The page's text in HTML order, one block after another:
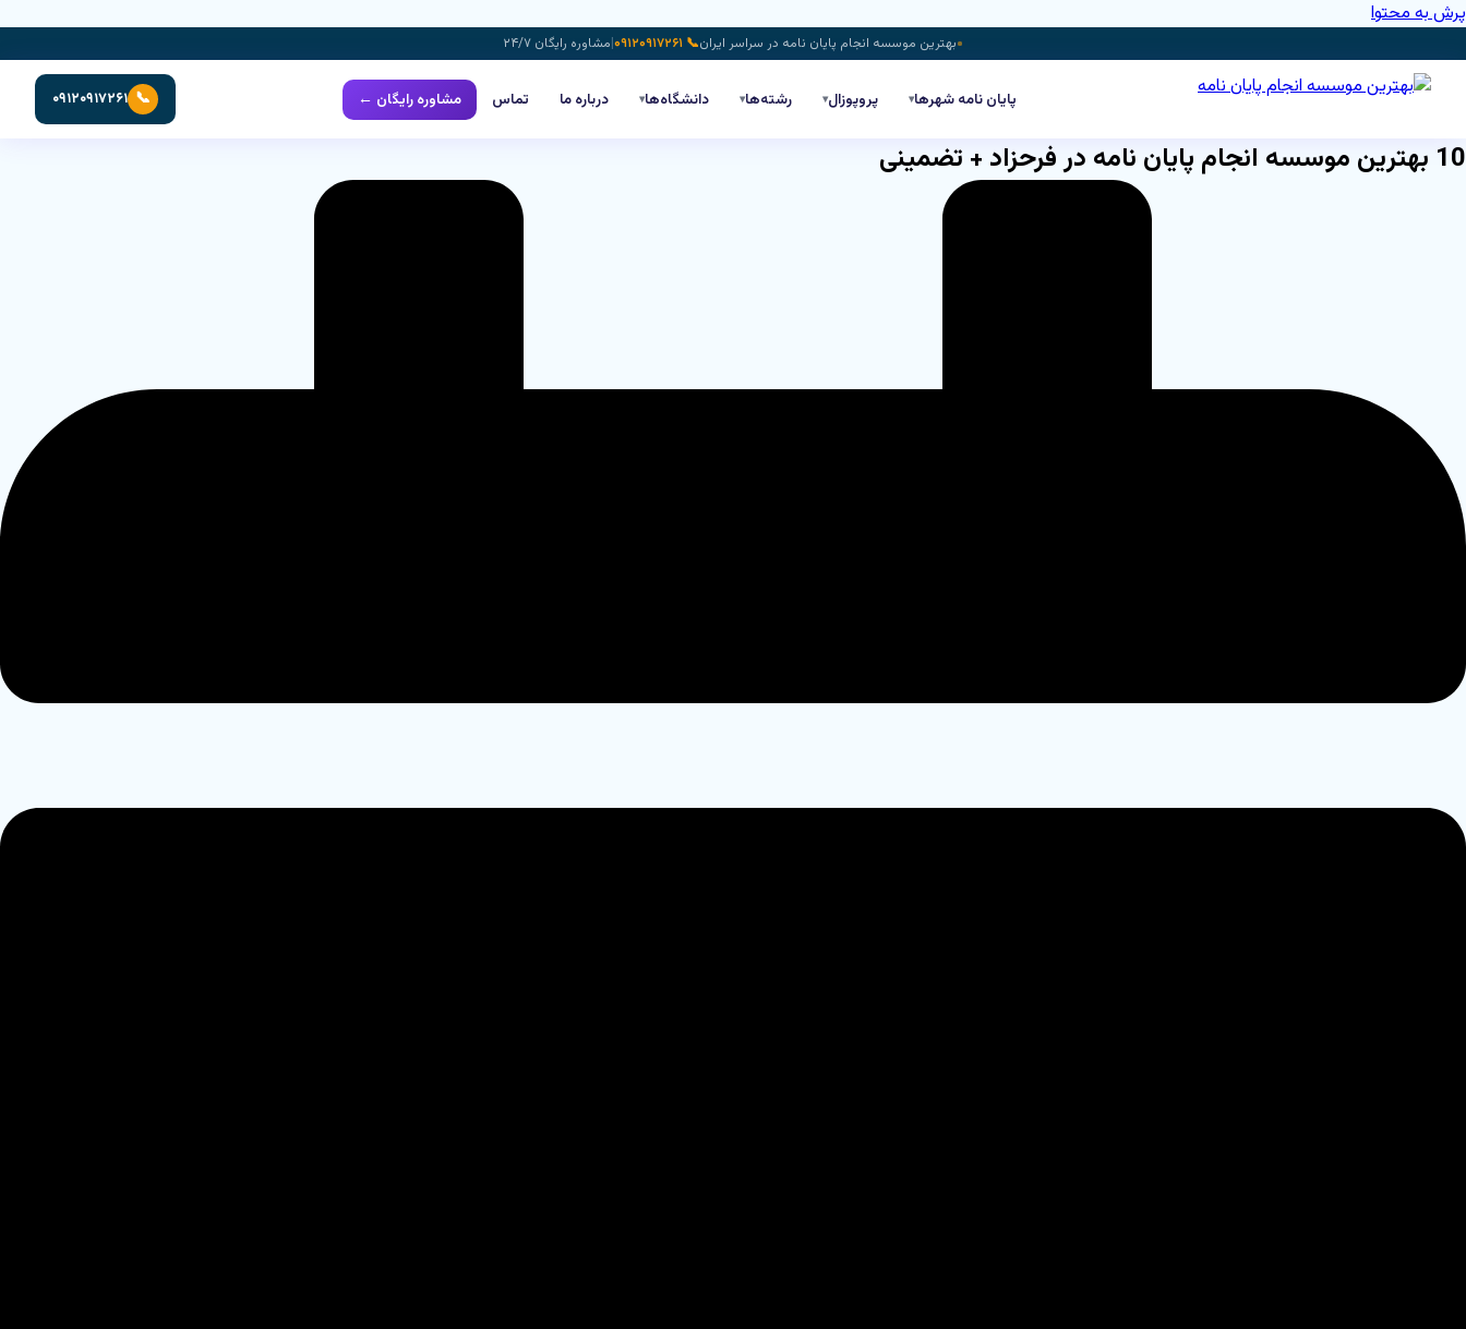
پرش به محتوا
بهترین موسسه انجام پایان نامه در سراسر ایران📞 ۰۹۱۲۰۹۱۷۲۶۱ |مشاوره رایگان ۲۴/۷
پایان نامه شهرها▾ پروپوزال▾ رشته‌ها▾ دانشگاه‌ها▾ درباره ما تماس مشاوره رایگان ← 📞 ۰۹۱۲۰۹۱۷۲۶۱
10 بهترین موسسه انجام پایان نامه در فرحزاد + تضمینی